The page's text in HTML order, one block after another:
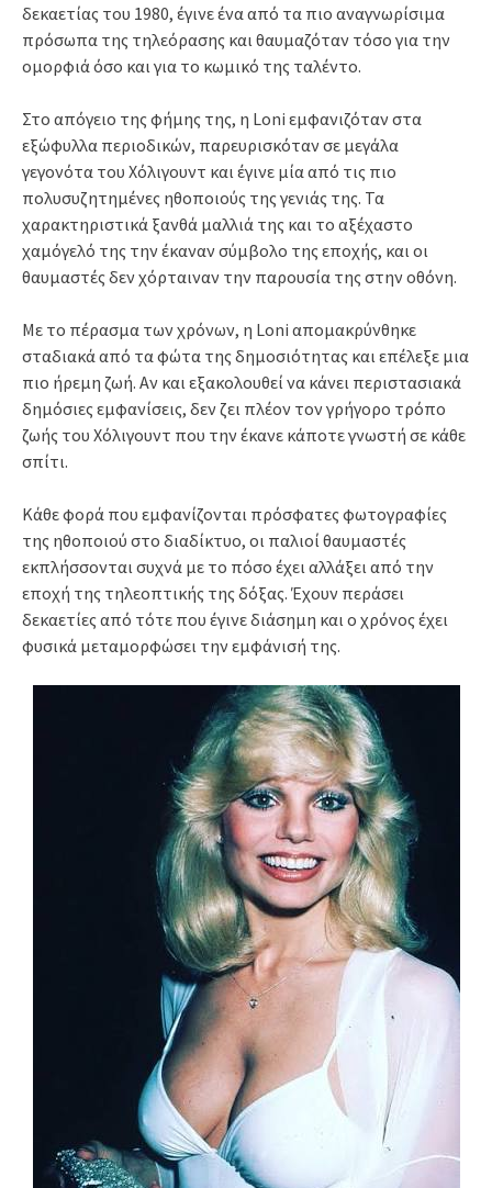
δεκαετίας του 1980, έγινε ένα από τα πιο αναγνωρίσιμα
πρόσωπα της τηλεόρασης και θαυμαζόταν τόσο για την
ομορφιά όσο και για το κωμικό της ταλέντο.
Στο απόγειο της φήμης της, η Loni εμφανιζόταν στα
εξώφυλλα περιοδικών, παρευρισκόταν σε μεγάλα
γεγονότα του Χόλιγουντ και έγινε μία από τις πιο
πολυσυζητημένες ηθοποιούς της γενιάς της. Τα
χαρακτηριστικά ξανθά μαλλιά της και το αξέχαστο
χαμόγελό της την έκαναν σύμβολο της εποχής, και οι
θαυμαστές δεν χόρταιναν την παρουσία της στην οθόνη.
Με το πέρασμα των χρόνων, η Loni απομακρύνθηκε
σταδιακά από τα φώτα της δημοσιότητας και επέλεξε μια
πιο ήρεμη ζωή. Αν και εξακολουθεί να κάνει περιστασιακά
δημόσιες εμφανίσεις, δεν ζει πλέον τον γρήγορο τρόπο
ζωής του Χόλιγουντ που την έκανε κάποτε γνωστή σε κάθε
σπίτι.
Κάθε φορά που εμφανίζονται πρόσφατες φωτογραφίες
της ηθοποιού στο διαδίκτυο, οι παλιοί θαυμαστές
εκπλήσσονται συχνά με το πόσο έχει αλλάξει από την
εποχή της τηλεοπτικής της δόξας. Έχουν περάσει
δεκαετίες από τότε που έγινε διάσημη και ο χρόνος έχει
φυσικά μεταμορφώσει την εμφάνισή της.